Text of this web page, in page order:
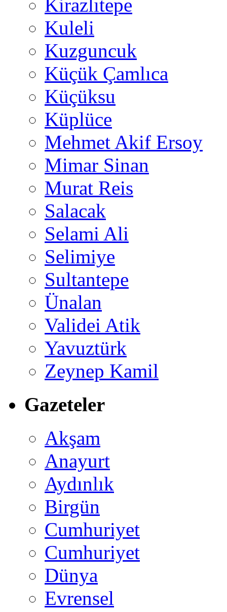
Kirazlıtepe
Kuleli
Kuzguncuk
Küçük Çamlıca
Küçüksu
Küplüce
Mehmet Akif Ersoy
Mimar Sinan
Murat Reis
Salacak
Selami Ali
Selimiye
Sultantepe
Ünalan
Validei Atik
Yavuztürk
Zeynep Kamil
Gazeteler
Akşam
Anayurt
Aydınlık
Birgün
Cumhuriyet
Cumhuriyet
Dünya
Evrensel